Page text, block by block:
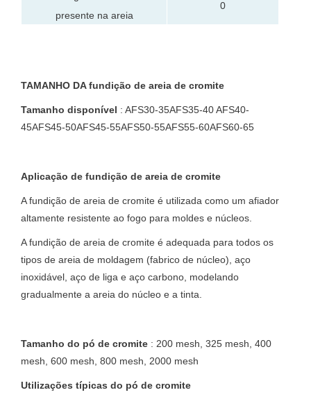
presente na areia
0
TAMANHO DA fundição de areia de cromite
Tamanho disponível : AFS30-35AFS35-40 AFS40-
45AFS45-50AFS45-55AFS50-55AFS55-60AFS60-65
Aplicação de fundição de areia de cromite
A fundição de areia de cromite é utilizada como um afiador
altamente resistente ao fogo para moldes e núcleos.
A fundição de areia de cromite é adequada para todos os
tipos de areia de moldagem (fabrico de núcleo), aço
inoxidável, aço de liga e aço carbono, modelando
gradualmente a areia do núcleo e a tinta.
Tamanho do pó de cromite : 200 mesh, 325 mesh, 400
mesh, 600 mesh, 800 mesh, 2000 mesh
Utilizações típicas do pó de cromite